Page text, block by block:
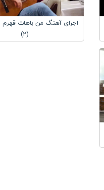
اجرای آهنگ من باهات قهرم
(2)